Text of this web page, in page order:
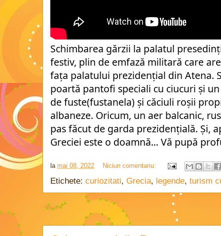
Schimbarea gărzii la palatul
festiv, plin de emfază militară care
fața palatului prezidențial din Atena.
poartă pantofi speciali cu ciucuri și
de fuste(fustanela) și căciuli roșii
albaneze. Oricum, un aer balcanic,
pas făcut de garda prezidențială. Și,
Greciei este o doamnă... Vă pupă
la mai 08, 2022 Niciun comentariu:
Etichete: curiozitati, Grecia, legende, turism